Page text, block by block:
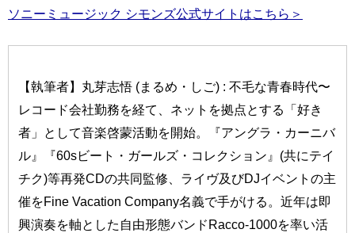
ソニーミュージック シモンズ公式サイトはこちら＞
【執筆者】丸芽志悟 (まるめ・しご) : 不毛な青春時代〜
レコード会社勤務を経て、ネットを拠点とする「好き
者」として音楽啓蒙活動を開始。『アングラ・カーニバ
ル』『60sビート・ガールズ・コレクション』(共にテイ
チク)等再発CDの共同監修、ライヴ及びDJイベントの主
催をFine Vacation Company名義で手がける。近年は即
興演奏を軸とした自由形態バンドRacco-1000を率い活